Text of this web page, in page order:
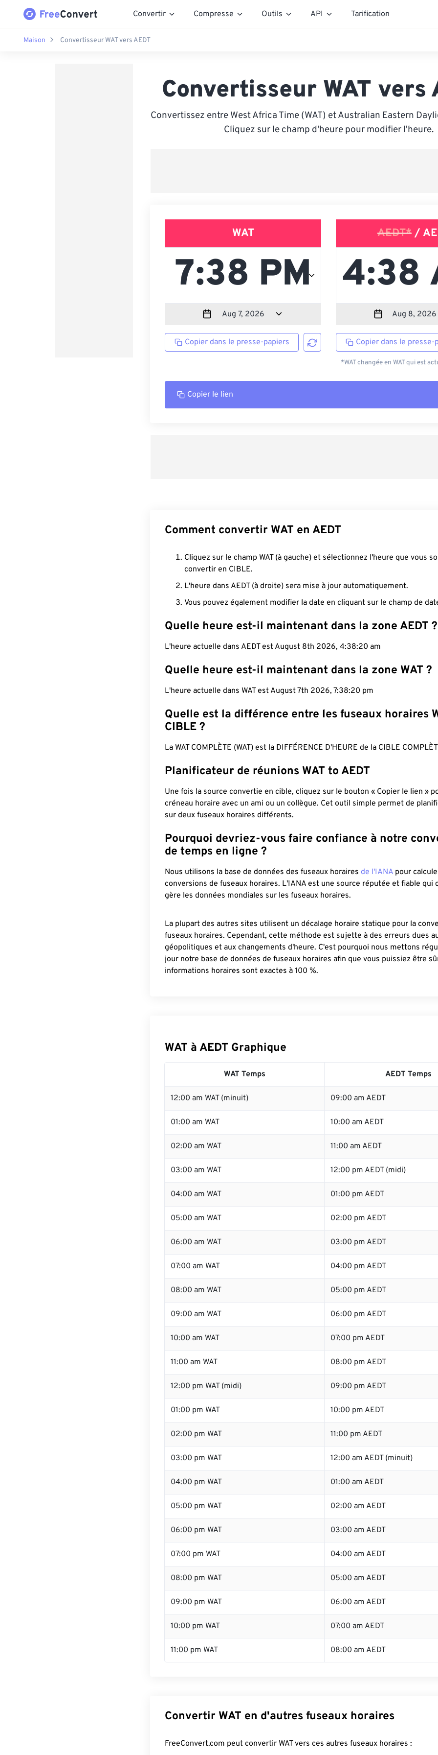
Convertir Compresse Outils API Tarification
Maison Convertisseur WAT vers AEDT
Convertisseur WAT vers
Convertissez entre West Africa Time (WAT) et Australian Eastern
Cliquez sur le champ d'heure pour modifier l'heure.
WAT
Copier dans le presse-papiers
AEDT* /
Copier dans le presse-
*WAT changée en WAT qui est
Copier le lien
Comment convertir WAT en AEDT
Cliquez sur le champ WAT (à gauche) et sélectionnez l'heure que vous
convertir en CIBLE.
L'heure dans AEDT (à droite) sera mise à jour automatiquement.
Vous pouvez également modifier la date en cliquant sur le champ de
Quelle heure est-il maintenant dans la zone AEDT ?
L'heure actuelle dans AEDT est August 8th 2026, 4:38:21 am
Quelle heure est-il maintenant dans la zone WAT ?
L'heure actuelle dans WAT est August 7th 2026, 7:38:21 pm
Quelle est la différence entre les fuseaux horaires
CIBLE ?
La WAT COMPLÈTE (WAT) est la DIFFÉRENCE D'HEURE de la CIBLE
Planificateur de réunions WAT to AEDT
Une fois la source convertie en cible, cliquez sur le bouton « Copier le lien »
créneau horaire avec un ami ou un collègue. Cet outil simple permet de
sur deux fuseaux horaires différents.
Pourquoi devriez-vous faire confiance à notre
de temps en ligne ?
Nous utilisons la base de données des fuseaux horaires de l'IANA pour
conversions de fuseaux horaires. L'IANA est une source réputée et fiable qui
gère les données mondiales sur les fuseaux horaires.
La plupart des autres sites utilisent un décalage horaire statique pour la
fuseaux horaires. Cependant, cette méthode est sujette à des erreurs dues
géopolitiques et aux changements d'heure. C'est pourquoi nous mettons
jour notre base de données de fuseaux horaires afin que vous puissiez être
informations horaires sont exactes à 100 %.
WAT à AEDT Graphique
WAT Temps AEDT Temps
12:00 am WAT (minuit) 09:00 am AEDT
01:00 am WAT 10:00 am AEDT
02:00 am WAT 11:00 am AEDT
03:00 am WAT 12:00 pm AEDT (midi)
04:00 am WAT 01:00 pm AEDT
05:00 am WAT 02:00 pm AEDT
06:00 am WAT 03:00 pm AEDT
07:00 am WAT 04:00 pm AEDT
08:00 am WAT 05:00 pm AEDT
09:00 am WAT 06:00 pm AEDT
10:00 am WAT 07:00 pm AEDT
11:00 am WAT 08:00 pm AEDT
12:00 pm WAT (midi) 09:00 pm AEDT
01:00 pm WAT 10:00 pm AEDT
02:00 pm WAT 11:00 pm AEDT
03:00 pm WAT 12:00 am AEDT (minuit)
04:00 pm WAT 01:00 am AEDT
05:00 pm WAT 02:00 am AEDT
06:00 pm WAT 03:00 am AEDT
07:00 pm WAT 04:00 am AEDT
08:00 pm WAT 05:00 am AEDT
09:00 pm WAT 06:00 am AEDT
10:00 pm WAT 07:00 am AEDT
11:00 pm WAT 08:00 am AEDT
Convertir WAT en d'autres fuseaux horaires
FreeConvert.com peut convertir WAT vers ces autres fuseaux horaires :